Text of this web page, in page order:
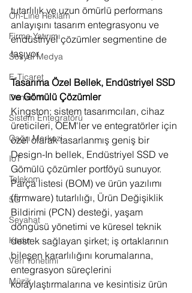
On-Line Reklam
Firma Yatırımı
Sosyal Medya
E-Ticaret
Donanım
Sistem Entegratörü
Çağrı Merkezi
IoT
Telekom
5G
Seyahat
Kadın
Veri Yönetimi
Müzik
tutarlılık ve uzun ömürlü performans
anlayışını tasarım entegrasyonu ve
endüstriyel çözümler segmentine de
taşıyor.
Tasarıma Özel Bellek, Endüstriyel SSD
ve Gömülü Çözümler
Kingston; sistem tasarımcıları, cihaz
üreticileri, OEM'ler ve entegratörler için
özel olarak tasarlanmış geniş bir
Design-In bellek, Endüstriyel SSD ve
Gömülü çözümler portföyü sunuyor.
Parça listesi (BOM) ve ürün yazılımı
(firmware) tutarlılığı, Ürün Değişiklik
Bildirimi (PCN) desteği, yaşam
döngüsü yönetimi ve küresel teknik
destek sağlayan şirket; iş ortaklarının
bileşen kararlılığını korumalarına,
entegrasyon süreçlerini
kolaylaştırmalarına ve kesintisiz ürün